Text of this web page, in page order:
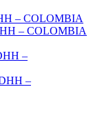
– COLOMBIA
– COLOMBIA
–
–